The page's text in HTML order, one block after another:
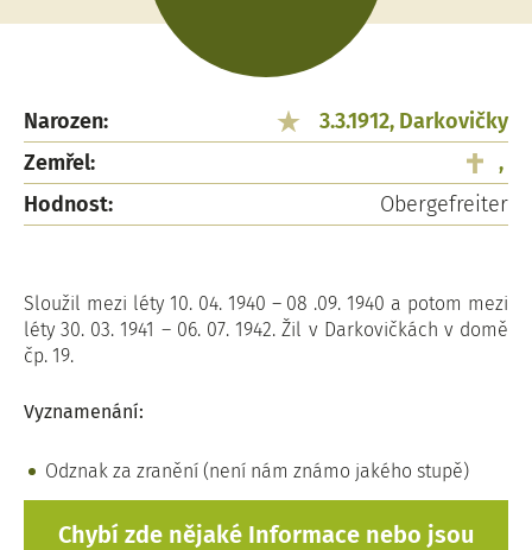
Narozen:
3.3.1912, Darkovičky
Zemřel:
,
Hodnost:
Obergefreiter
Sloužil mezi léty 10. 04. 1940 – 08 .09. 1940 a potom mezi
léty 30. 03. 1941 – 06. 07. 1942. Žil v Darkovičkách v domě
čp. 19.
Vyznamenání:
Odznak za zranění (není nám známo jakého stupě)
Chybí zde nějaké Informace nebo jsou